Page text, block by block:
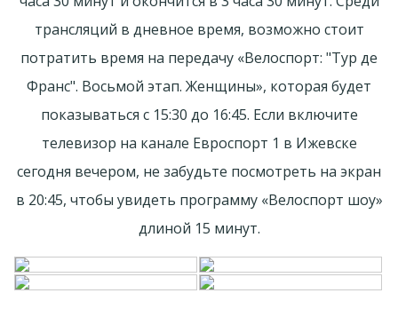
трансляций в дневное время, возможно стоит
потратить время на передачу «Велоспорт: "Тур де
Франс". Восьмой этап. Женщины», которая будет
показываться с 15:30 до 16:45. Если включите
телевизор на канале Евроспорт 1 в Ижевске
сегодня вечером, не забудьте посмотреть на экран
в 20:45, чтобы увидеть программу «Велоспорт шоу»
длиной 15 минут.